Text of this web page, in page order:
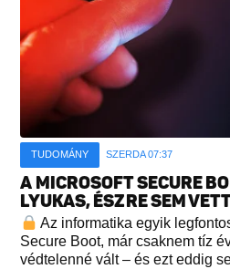
TUDOMÁNY SZERDA 07:37
A MICROSOFT SECURE
LYUKAS, ÉSZRE SEM
Az informatika egyik
Secure Boot, már csaknem tíz
védtelenné vált – és ezt eddig